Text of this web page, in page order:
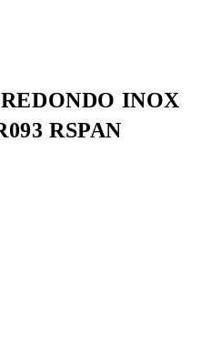
INOX
RSPAN